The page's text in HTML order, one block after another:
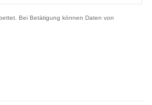
Bei Betätigung können Daten von